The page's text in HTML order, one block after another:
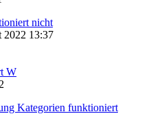
nicht
2022 13:37
W
Kategorien funktioniert